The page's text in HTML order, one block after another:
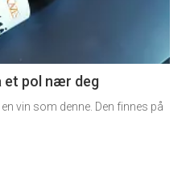
et pol nær deg
vin som denne. Den finnes på